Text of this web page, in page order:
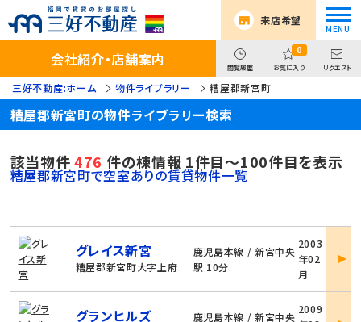
来店希望
会社紹介・店舗案内 閲覧履歴
0
お気に入り リクエスト
三好不動産:ホーム 物件ライブラリー 糟屋郡新宮町
糟屋郡新宮町の物件ライブラリー検索
該当物件476 件の棟情報 1件目～100件目を表示
糟屋郡新宮町で空室ありの賃貸物件一覧
グレイス新宮
糟屋郡新宮町大字上府
鹿児島本線 / 新宮中央
駅 10分
2003
年02
月
詳
グランヒルズ
鹿児島本線 / 新宮中央
2009